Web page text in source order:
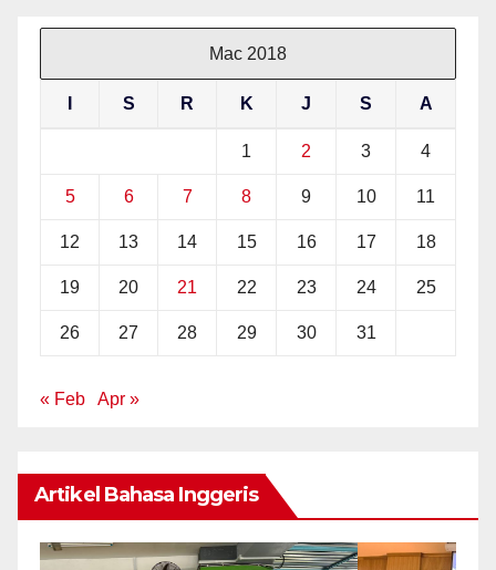
Mac 2018
S R K J S A
1 2 3 4
5 6 7 8 9 10 11
12 13 14 15 16 17 18
19 20 21 22 23 24 25
26 27 28 29 30 31
« Feb Apr »
Artikel Bahasa Inggeris